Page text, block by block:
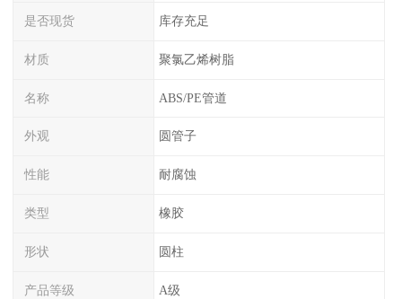
是否现货 库存充足
材质 聚氯乙烯树脂
名称 ABS/PE管道
外观 圆管子
性能 耐腐蚀
类型 橡胶
形状 圆柱
产品等级 A级